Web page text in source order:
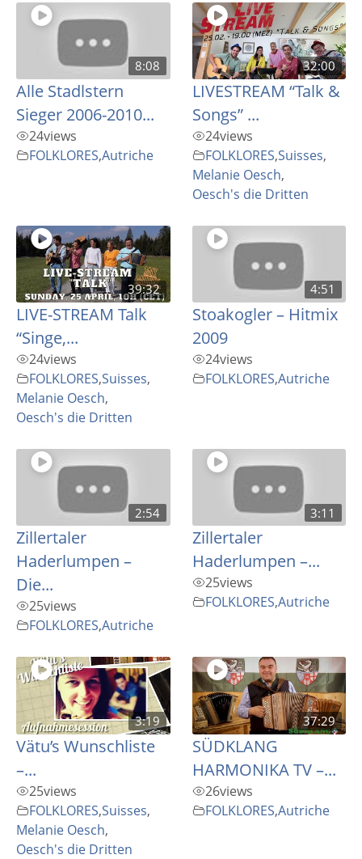
8:08
Alle Stadlstern
Sieger 2006-2010...
24views
FOLKLORES,Autriche
32:00
LIVESTREAM “Talk &
Songs” ...
24views
FOLKLORES,Suisses,
Melanie Oesch,
Oesch's die Dritten
39:32
LIVE-STREAM Talk
“Singe,...
24views
FOLKLORES,Suisses,
Melanie Oesch,
Oesch's die Dritten
4:51
Stoakogler – Hitmix
2009
24views
FOLKLORES,Autriche
2:54
Zillertaler
Haderlumpen –
Die...
25views
FOLKLORES,Autriche
3:11
Zillertaler
Haderlumpen –...
25views
FOLKLORES,Autriche
3:19
Vätu’s Wunschliste
–...
25views
FOLKLORES,Suisses,
Melanie Oesch,
Oesch's die Dritten
37:29
SÜDKLANG
HARMONIKA TV –...
26views
FOLKLORES,Autriche